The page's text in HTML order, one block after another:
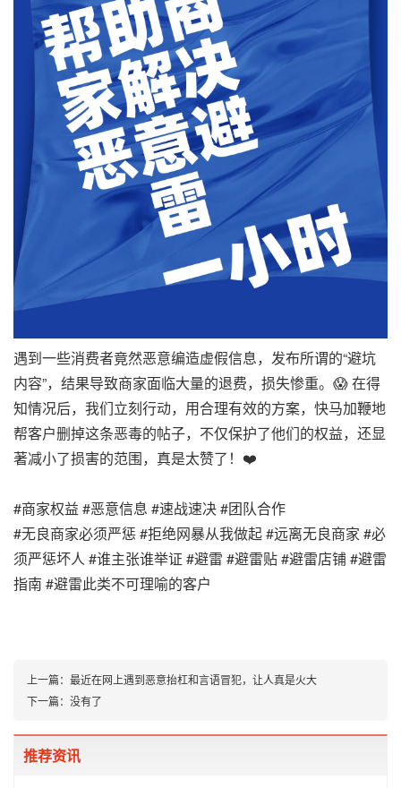
遇到一些消费者竟然恶意编造虚假信息，发布所谓的“避坑
内容”，结果导致商家面临大量的退费，损失惨重。😱 在得
知情况后，我们立刻行动，用合理有效的方案，快马加鞭地
帮客户删掉这条恶毒的帖子，不仅保护了他们的权益，还显
著减小了损害的范围，真是太赞了！❤️
#商家权益 #恶意信息 #速战速决 #团队合作
#无良商家必须严惩 #拒绝网暴从我做起 #远离无良商家 #必
须严惩坏人 #谁主张谁举证 #避雷 #避雷贴 #避雷店铺 #避雷
指南 #避雷此类不可理喻的客户
上一篇： 最近在网上遇到恶意抬杠和言语冒犯，让人真是火大
下一篇： 没有了
推荐资讯